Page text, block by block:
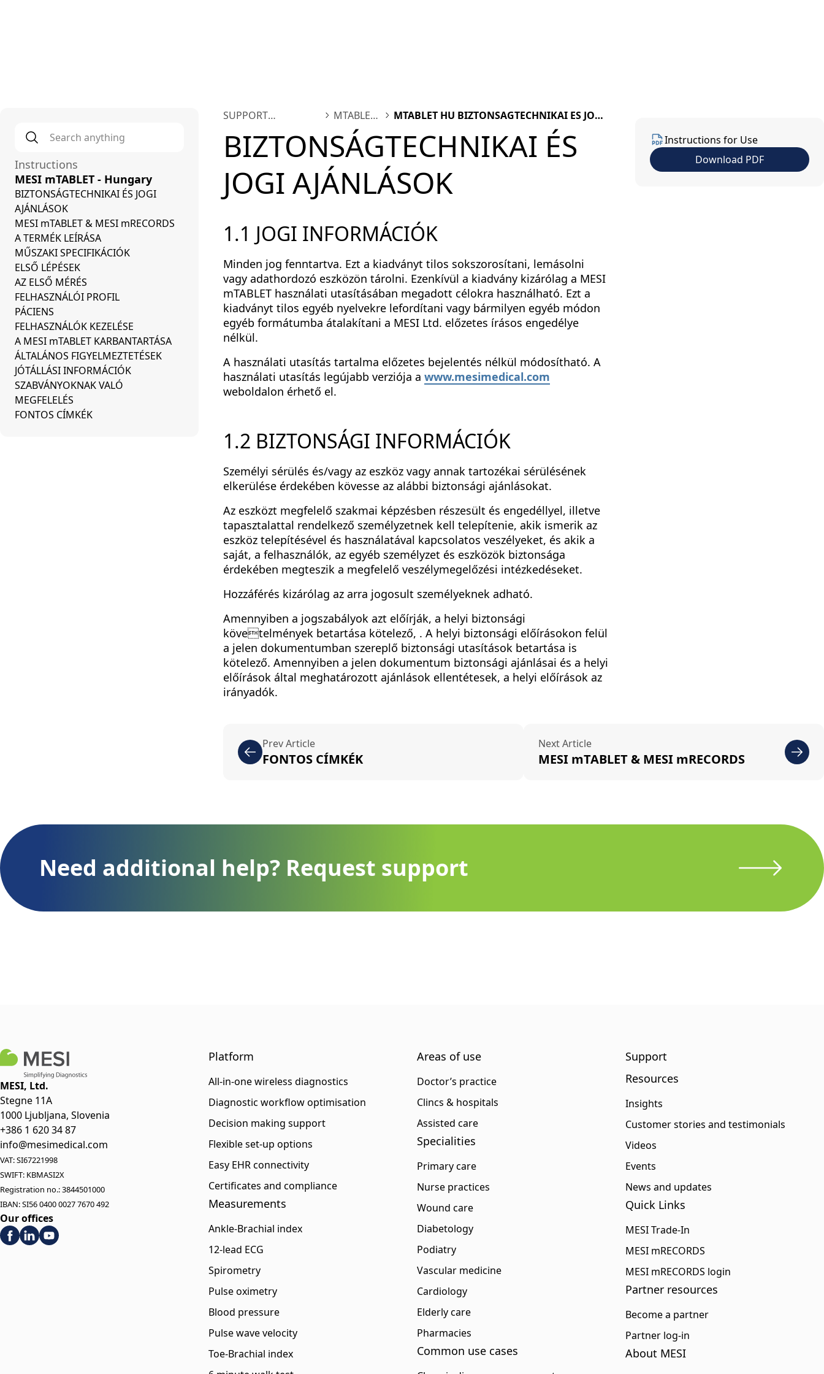
Instructions
MESI mTABLET - Hungary
BIZTONSÁGTECHNIKAI ÉS JOGI
AJÁNLÁSOK
MESI mTABLET & MESI mRECORDS
A TERMÉK LEÍRÁSA
MŰSZAKI SPECIFIKÁCIÓK
ELSŐ LÉPÉSEK
AZ ELSŐ MÉRÉS
FELHASZNÁLÓI PROFIL
PÁCIENS
FELHASZNÁLÓK KEZELÉSE
A MESI mTABLET KARBANTARTÁSA
ÁLTALÁNOS FIGYELMEZTETÉSEK
JÓTÁLLÁSI INFORMÁCIÓK
SZABVÁNYOKNAK VALÓ
MEGFELELÉS
FONTOS CÍMKÉK
Instructions for Use
Download PDF
SUPPORT
MTABLET
MTABLET HU BIZTONSAGTECHNIKAI ES JOGI
BIZTONSÁGTECHNIKAI ÉS
JOGI AJÁNLÁSOK
1.1 JOGI INFORMÁCIÓK
Minden jog fenntartva. Ezt a kiadványt tilos sokszorosítani, lemásolni
vagy adathordozó eszközön tárolni. Ezenkívül a kiadvány kizárólag a MESI
mTABLET használati utasításában megadott célokra használható. Ezt a
kiadványt tilos egyéb nyelvekre lefordítani vagy bármilyen egyéb módon
egyéb formátumba átalakítani a MESI Ltd. előzetes írásos engedélye
nélkül.
A használati utasítás tartalma előzetes bejelentés nélkül módosítható. A
használati utasítás legújabb verziója a www.mesimedical.com
weboldalon érhető el.
1.2 BIZTONSÁGI INFORMÁCIÓK
Személyi sérülés és/vagy az eszköz vagy annak tartozékai sérülésének
elkerülése érdekében kövesse az alábbi biztonsági ajánlásokat.
Az eszközt megfelelő szakmai képzésben részesült és engedéllyel, illetve
tapasztalattal rendelkező személyzetnek kell telepítenie, akik ismerik az
eszköz telepítésével és használatával kapcsolatos veszélyeket, és akik a
saját, a felhasználók, az egyéb személyzet és eszközök biztonsága
érdekében megteszik a megfelelő veszélymegelőzési intézkedéseket.
Hozzáférés kizárólag az arra jogosult személyeknek adható.
Amennyiben a jogszabályok azt előírják, a helyi biztonsági
követelmények betartása kötelező, . A helyi biztonsági előírásokon felül
a jelen dokumentumban szereplő biztonsági utasítások betartása is
kötelező. Amennyiben a jelen dokumentum biztonsági ajánlásai és a helyi
előírások által meghatározott ajánlások ellentétesek, a helyi előírások az
irányadók.
Prev Article
FONTOS CÍMKÉK
Next Article
MESI mTABLET & MESI mRECORDS
Need additional help? Request support
MESI, Ltd.
Stegne 11A
1000 Ljubljana, Slovenia
+386 1 620 34 87
info@mesimedical.com
VAT: SI67221998
SWIFT: KBMASI2X
Registration no.: 3844501000
IBAN: SI56 0400 0027 7670 492
Our offices
Platform
All-in-one wireless diagnostics
Diagnostic workflow optimisation
Decision making support
Flexible set-up options
Easy EHR connectivity
Certificates and compliance
Measurements
Ankle-Brachial index
12-lead ECG
Spirometry
Pulse oximetry
Blood pressure
Pulse wave velocity
Toe-Brachial index
Areas of use
Doctor’s practice
Clincs & hospitals
Assisted care
Specialities
Primary care
Nurse practices
Wound care
Diabetology
Podiatry
Vascular medicine
Cardiology
Elderly care
Pharmacies
Common use cases
Support
Resources
Insights
Customer stories and testimonials
Videos
Events
News and updates
Quick Links
MESI Trade-In
MESI mRECORDS
MESI mRECORDS login
Partner resources
Become a partner
Partner log-in
About MESI